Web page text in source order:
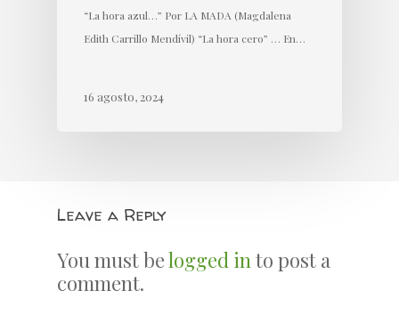
“La hora azul…” Por LA MADA (Magdalena
Edith Carrillo Mendívil) “La hora cero” … En…
16 agosto, 2024
Leave a Reply
You must belogged into post a
comment.